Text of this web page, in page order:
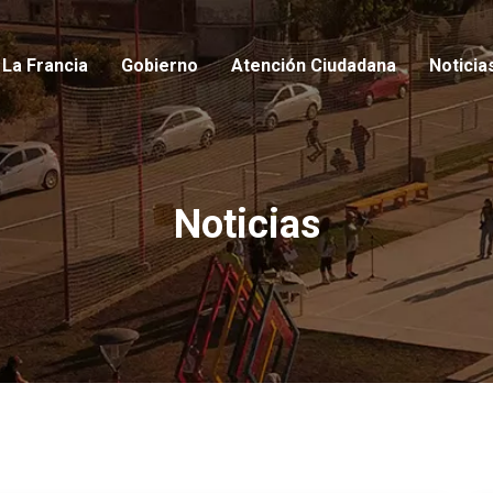
La Francia Gobierno Atención Ciudadana
Noticias